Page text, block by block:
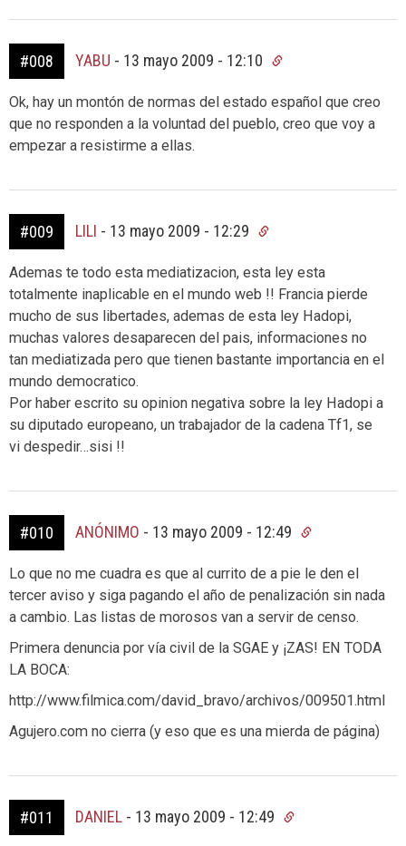
#008 YABU - 13 mayo 2009 - 12:10
Ok, hay un montón de normas del estado español que creo
que no responden a la voluntad del pueblo, creo que voy a
empezar a resistirme a ellas.
#009 LILI - 13 mayo 2009 - 12:29
Ademas te todo esta mediatizacion, esta ley esta
totalmente inaplicable en el mundo web !! Francia pierde
mucho de sus libertades, ademas de esta ley Hadopi,
muchas valores desaparecen del pais, informaciones no
tan mediatizada pero que tienen bastante importancia en el
mundo democratico.
Por haber escrito su opinion negativa sobre la ley Hadopi a
su diputado europeano, un trabajador de la cadena Tf1, se
vi despedir…sisi !!
#010 ANÓNIMO - 13 mayo 2009 - 12:49
Lo que no me cuadra es que al currito de a pie le den el
tercer aviso y siga pagando el año de penalización sin nada
a cambio. Las listas de morosos van a servir de censo.
Primera denuncia por vía civil de la SGAE y ¡ZAS! EN TODA
LA BOCA:
http://www.filmica.com/david_bravo/archivos/009501.html
Agujero.com no cierra (y eso que es una mierda de página)
#011 DANIEL - 13 mayo 2009 - 12:49